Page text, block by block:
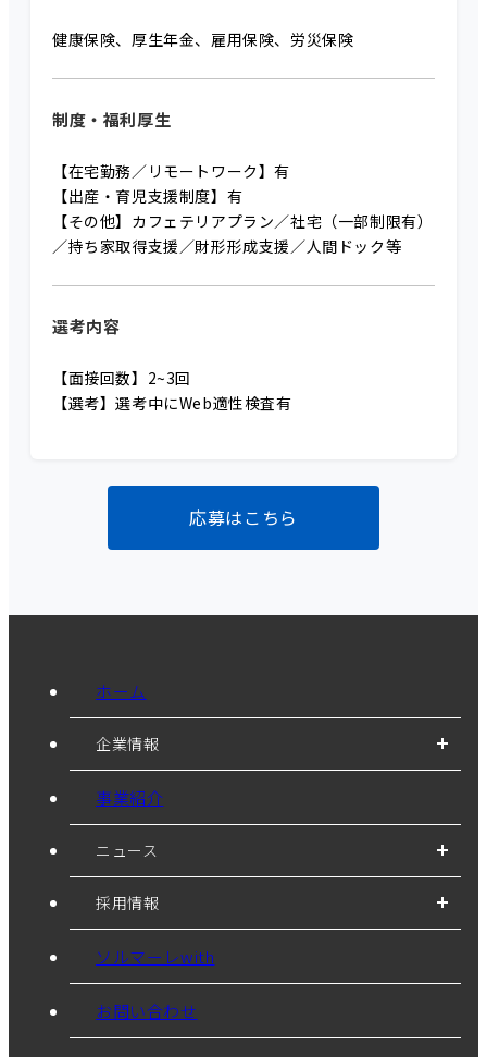
健康保険、厚生年金、雇用保険、労災保険
制度・福利厚生
【在宅勤務／リモートワーク】有
【出産・育児支援制度】有
【その他】カフェテリアプラン／社宅（一部制限有）
／持ち家取得支援／財形形成支援／人間ドック等
選考内容
【面接回数】2~3回
【選考】選考中にWeb適性検査有
応募はこちら
ホーム
企業情報
事業紹介
ニュース
採用情報
ソルマーレwith
お問い合わせ